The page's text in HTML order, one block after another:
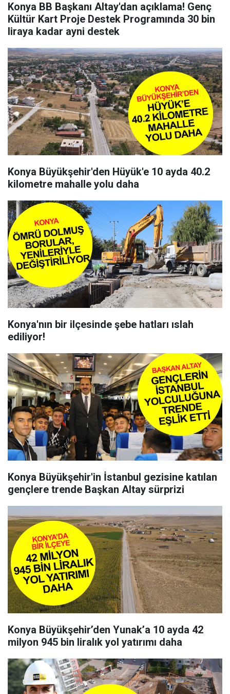
Konya BB Başkanı Altay'dan açıklama! Genç
Kültür Kart Proje Destek Programında 30 bin
liraya kadar ayni destek
Konya Büyükşehir'den Hüyük'e 10 ayda 40.2
kilometre mahalle yolu daha
Konya'nın bir ilçesinde şebe hatları ıslah
ediliyor!
Konya Büyükşehir'in İstanbul gezisine katılan
gençlere trende Başkan Altay sürprizi
Konya Büyükşehir’den Yunak’a 10 ayda 42
milyon 945 bin liralık yol yatırımı daha